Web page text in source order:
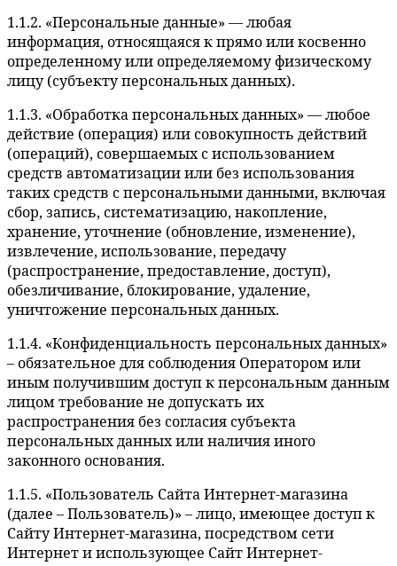
1.1.2. «Персональные данные» — любая
информация, относящаяся к прямо или косвенно
определенному или определяемому физическому
лицу (субъекту персональных данных).
1.1.3. «Обработка персональных данных» — любое
действие (операция) или совокупность действий
(операций), совершаемых с использованием
средств автоматизации или без использования
таких средств с персональными данными, включая
сбор, запись, систематизацию, накопление,
хранение, уточнение (обновление, изменение),
извлечение, использование, передачу
(распространение, предоставление, доступ),
обезличивание, блокирование, удаление,
уничтожение персональных данных.
1.1.4. «Конфиденциальность персональных данных»
– обязательное для соблюдения Оператором или
иным получившим доступ к персональным данным
лицом требование не допускать их
распространения без согласия субъекта
персональных данных или наличия иного
законного основания.
1.1.5. «Пользователь Сайта Интернет-магазина
(далее – Пользователь)» – лицо, имеющее доступ к
Сайту Интернет-магазина, посредством сети
Интернет и использующее Сайт Интернет-